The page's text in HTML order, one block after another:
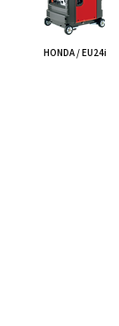
HONDA / EU24i